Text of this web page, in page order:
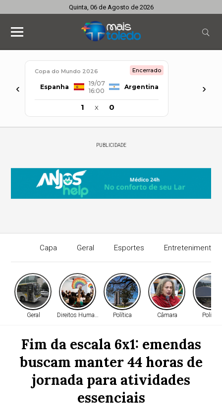
Quinta, 06 de Agosto de 2026
‹
Copa do Mundo 2026 Encerrado
Espanha
19/07
16:00
Argentina
1 x 0
›
PUBLICIDADE
Capa Geral Esportes Entretenimento
Geral Direitos Humanos Política Câmara Política
Fim da escala 6x1: emendas
buscam manter 44 horas de
jornada para atividades
essenciais